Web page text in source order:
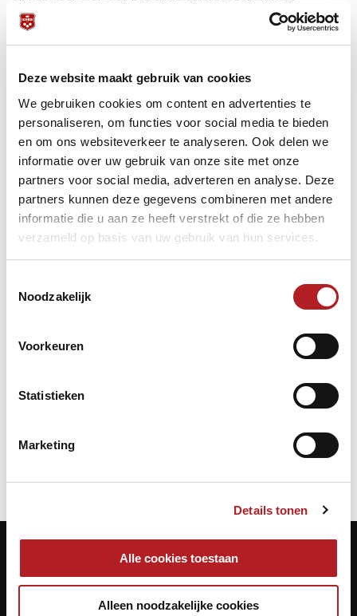
Deze website maakt gebruik van cookies
We gebruiken cookies om content en advertenties te
personaliseren, om functies voor social media te bieden
en om ons websiteverkeer te analyseren. Ook delen we
informatie over uw gebruik van onze site met onze
partners voor social media, adverteren en analyse. Deze
partners kunnen deze gegevens combineren met andere
informatie die u aan ze heeft verstrekt of die ze hebben
verzameld op basis van uw gebruik van hun services.
Noodzakelijk
Voorkeuren
Statistieken
Marketing
Details tonen
Alle cookies toestaan
Alleen noodzakelijke cookies
toegelaten worden. Hieronder vindt u een overzicht van de
teams met de plaatsen waar gespeeld wordt. Klikt u op de
plaatsnaam dan komt u op de website van
over de geledende Corona maatregelen en de
contactgegevens vinden om te reserven,
Bousema Lochem
Lochem
SIS Schoonmaak
Uden
J&F Auto`s / Topbiljarten Den
Haag
Den Haag
A1 Biljarts
Apeldoorn
Dallinga.com
Sluiskil
`t Ivoor
Dekker Keukens
Contactgegevens